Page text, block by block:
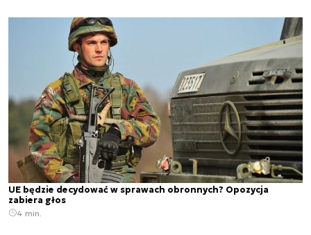
UE będzie decydować w sprawach obronnych? Opozycja
zabiera głos
4 min.